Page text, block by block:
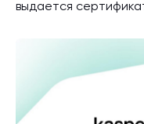
выдается